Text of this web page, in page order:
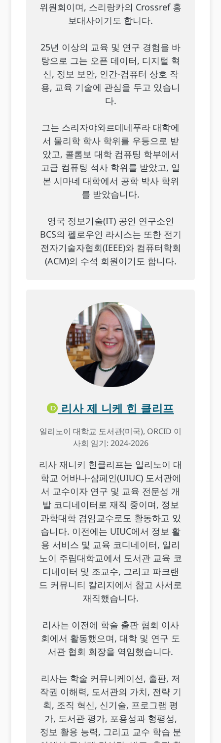
위원회이며, 스리랑카의 Crossref 홍
보대사이기도 합니다.
25년 이상의 교육 및 연구 경험을 바
탕으로 그는 오픈 데이터, 디지털 혁
신, 정보 보안, 인간-컴퓨터 상호 작
용, 교육 기술에 관심을 두고 있습니
다.
그는 스리자야와르데네푸라 대학에
서 물리학 학사 학위를 우등으로 받
았고, 콜롬보 대학 컴퓨팅 학부에서
고급 컴퓨팅 석사 학위를 받았고, 일
본 시마네 대학에서 공학 박사 학위
를 받았습니다.
영국 정보기술(IT) 공인 연구소인
BCS의 펠로우인 라시스는 또한 전기
전자기술자협회(IEEE)와 컴퓨터학회
(ACM)의 수석 회원이기도 합니다.
리사 제 니케 힌 클리프
일리노이 대학교 도서관(미국), ORCID 이
사회 임기: 2024-2026
리사 재니키 힌클리프는 일리노이 대
학교 어바나-샴페인(UIUC) 도서관에
서 교수이자 연구 및 교육 전문성 개
발 코디네이터로 재직 중이며, 정보
과학대학 겸임교수로도 활동하고 있
습니다. 이전에는 UIUC에서 정보 활
용 서비스 및 교육 코디네이터, 일리
노이 주립대학교에서 도서관 교육 코
디네이터 및 조교수, 그리고 파크랜
드 커뮤니티 칼리지에서 참고 사서로
재직했습니다.
리사는 이전에 학술 출판 협회 이사
회에서 활동했으며, 대학 및 연구 도
서관 협회 회장을 역임했습니다.
리사는 학술 커뮤니케이션, 출판, 저
작권 이해력, 도서관의 가치, 전략 기
획, 조직 혁신, 신기술, 프로그램 평
가, 도서관 평가, 포용성과 형평성,
정보 활용 능력, 그리고 교수 학습 분